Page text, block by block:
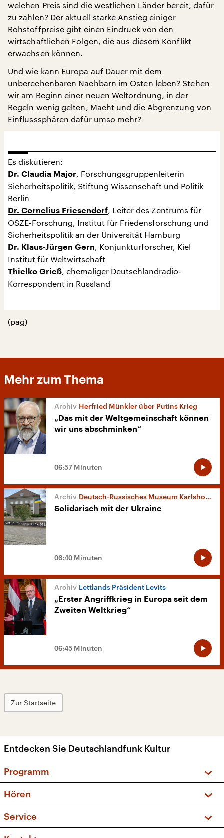
welchen Preis sind die westlichen Länder bereit, dafür
zu zahlen? Der aktuell starke Anstieg einiger
Rohstoffpreise gibt einen Eindruck von den
wirtschaftlichen Folgen, die aus diesem Konflikt
erwachsen können.
Und wie kann Europa auf Dauer mit dem
unberechenbaren Nachbarn im Osten leben? Stehen
wir am Beginn einer neuen Weltordnung, in der
Regeln wenig gelten, Macht und die Abgrenzung von
Einflusssphären dafür umso mehr?
Es diskutieren:
Dr. Claudia Major, Forschungsgruppenleiterin
Sicherheitspolitik, Stiftung Wissenschaft und Politik
Berlin
Dr. Cornelius Friesendorf, Leiter des Zentrums für
OSZE-Forschung, Institut für Friedensforschung und
Sicherheitspolitik an der Universität Hamburg
Dr. Klaus-Jürgen Gern, Konjunkturforscher, Kiel
Institut für Weltwirtschaft
Thielko Grieß, ehemaliger Deutschlandradio-
Korrespondent in Russland
(pag)
Mehr zum Thema
Herfried Münkler über Putins Krieg
„Das mit der Weltgemeinschaft können
wir uns abschminken“
06:57 Minuten
Deutsch-Russisches Museum Karlshorst
Solidarisch mit der Ukraine
06:40 Minuten
Lettlands Präsident Levits
„Erster Angriffkrieg in Europa seit dem
Zweiten Weltkrieg“
06:45 Minuten
Zur Startseite
Entdecken Sie Deutschlandfunk Kultur
Programm
Sendungen und Podcasts
Musikliste
Hören
Frequenzen (UKW + DAB+)
Service
FAQ